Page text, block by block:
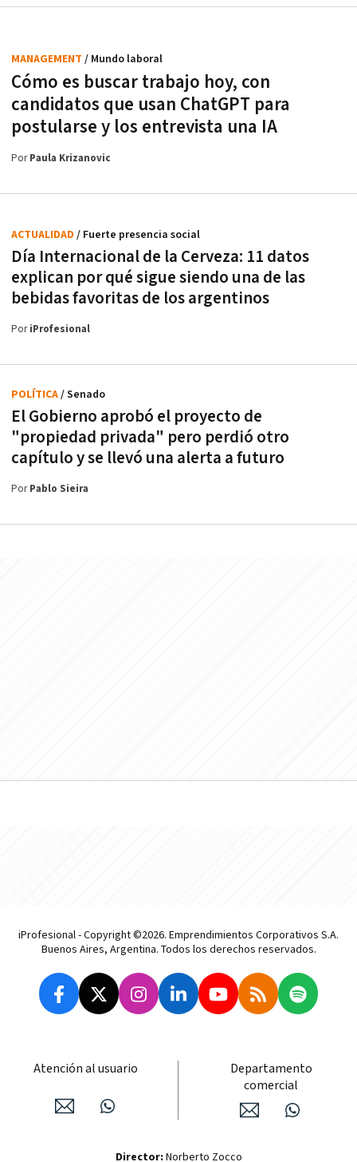
Cómo es buscar trabajo hoy, con
candidatos que usan ChatGPT para
postularse y los entrevista una IA
MANAGEMENT / Mundo laboral
PorPaula Krizanovic
Día Internacional de la Cerveza: 11 datos
explican por qué sigue siendo una de las
bebidas favoritas de los argentinos
ACTUALIDAD / Fuerte presencia social
PoriProfesional
El Gobierno aprobó el proyecto de
"propiedad privada" pero perdió otro
capítulo y se llevó una alerta a futuro
POLÍTICA/ Senado
PorPablo Sieira
iProfesional - Copyright ©2026. Emprendimientos Corporativos S.A.
Buenos Aires, Argentina. Todos los derechos reservados.
Atención al usuario
Departamento
comercial
Director: Norberto Zocco